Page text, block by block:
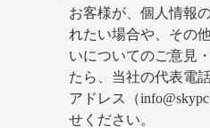
お客様が、個人情報
れたい場合や、その
いについてのご意見
たら、当社の代表電
アドレス（
せください。